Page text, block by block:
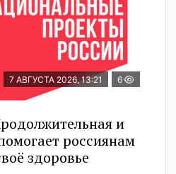
7 АВГУСТА 2026, 13:21 6
и
россиянам
здоровье